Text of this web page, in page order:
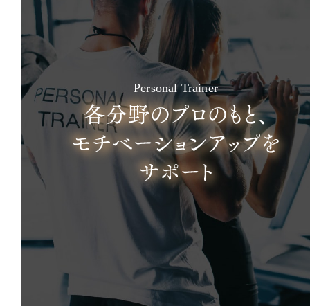
Personal Trainer